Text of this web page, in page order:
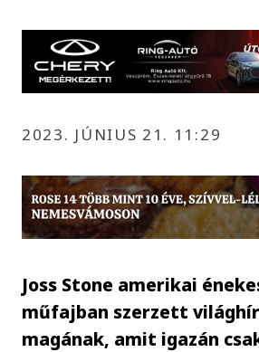
2023. JÚNIUS 21. 11:29
Joss Stone amerikai
műfajban szerzett
magának, amit igazán